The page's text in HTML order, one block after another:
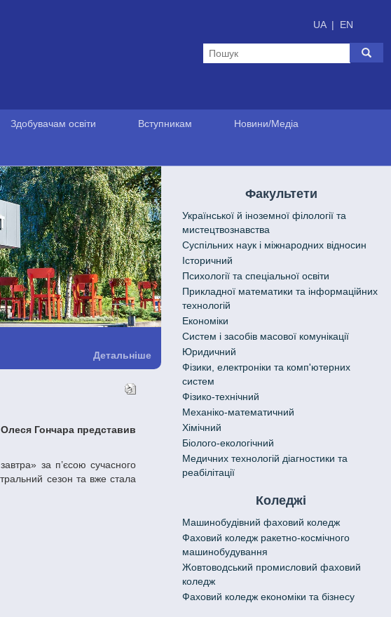
UA | EN
Здобувачам освіти Вступникам Новини/Медіа
Детальніше
сезон та вже стала
Факультети
Української й іноземної філології та
мистецтвознавства
Cуспільних наук і міжнародних відносин
Історичний
Психології та спеціальної освіти
Прикладної математики та інформаційних
технологій
Економіки
Систем і засобів масової комунікації
Юридичний
Фізики, електроніки та комп'ютерних
систем
Фізико-технічний
Механіко-математичний
Хімічний
Біолого-екологічний
Медичних технологій діагностики та
реабілітації
Коледжі
Машинобудівний фаховий коледж
Фаховий коледж ракетно-космічного
машинобудування
Жовтоводський промисловий фаховий
коледж
Фаховий коледж економіки та бізнесу